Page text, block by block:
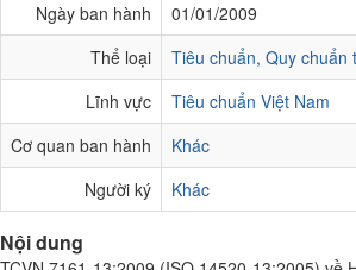
Ngày ban hành
01/01/2009
Thể loại
Tiêu chuẩn, Quy chuẩn
Lĩnh vực
Tiêu chuẩn Việt Nam
Cơ quan ban hành
Khác
Người ký
Khác
Nội dung